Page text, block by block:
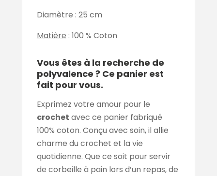
Diamètre : 25 cm
Matière : 100 % Coton
Vous êtes à la recherche de
polyvalence ? Ce panier est
fait pour vous.
Exprimez votre amour pour le
crochet avec ce panier fabriqué
100% coton. Conçu avec soin, il allie
charme du crochet et la vie
quotidienne. Que ce soit pour servir
de corbeille à pain lors d’un repas, de